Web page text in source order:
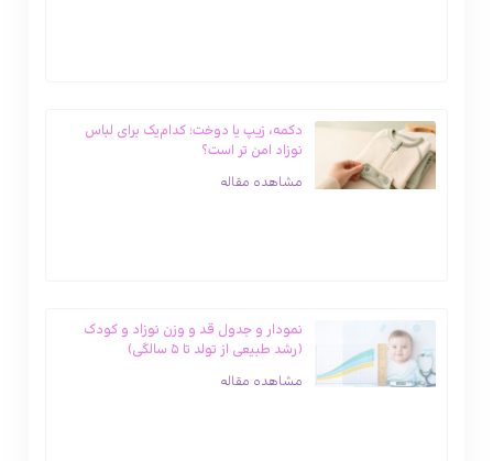
دکمه، زیپ یا دوخت؛ کدام‌یک برای لباس
نوزاد امن‌ تر است؟
مشاهده مقاله
نمودار و جدول قد و وزن نوزاد و کودک
(رشد طبیعی از تولد تا ۵ سالگی)
مشاهده مقاله